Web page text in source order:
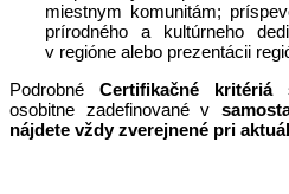
miestnym komunitám;
prírodného a kultúrneho
v regióne alebo prezentácii
Podrobné Certifikačné kritériá
osobitne zadefinované v
nájdete vždy zverejnené pri